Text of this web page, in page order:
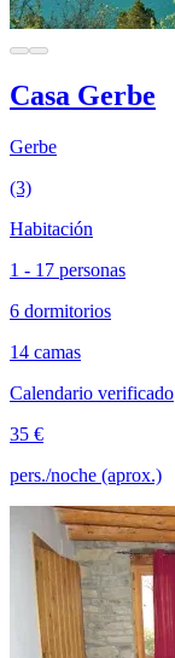
Casa Gerbe
Gerbe
(3)
Habitación
1 - 17 personas
6 dormitorios
14 camas
Calendario verificado
35 €
pers./noche (aprox.)